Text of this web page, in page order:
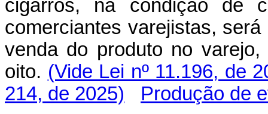
cigarros, na condição de
comerciantes varejistas,
venda do produto no
oito. (Vide Lei nº 11.196, de
214, de 2025)
Produção de